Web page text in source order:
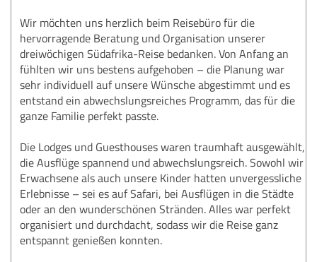
Wir möchten uns herzlich beim Reisebüro für die
hervorragende Beratung und Organisation unserer
dreiwöchigen Südafrika-Reise bedanken. Von Anfang an
fühlten wir uns bestens aufgehoben – die Planung war
sehr individuell auf unsere Wünsche abgestimmt und es
entstand ein abwechslungsreiches Programm, das für die
ganze Familie perfekt passte.
Die Lodges und Guesthouses waren traumhaft ausgewählt,
die Ausflüge spannend und abwechslungsreich. Sowohl wir
Erwachsene als auch unsere Kinder hatten unvergessliche
Erlebnisse – sei es auf Safari, bei Ausflügen in die Städte
oder an den wunderschönen Stränden. Alles war perfekt
organisiert und durchdacht, sodass wir die Reise ganz
entspannt genießen konnten.